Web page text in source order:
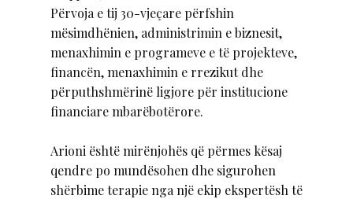
Përvoja e tij 30-vjeçare përfshin
mësimdhënien, administrimin e biznesit,
menaxhimin e programeve e të projekteve,
financën, menaxhimin e rrezikut dhe
përputhshmërinë ligjore për institucione
financiare mbarëbotërore.
Arioni është mirënjohës që përmes kësaj
qendre po mundësohen dhe sigurohen
shërbime terapie nga një ekip ekspertësh të